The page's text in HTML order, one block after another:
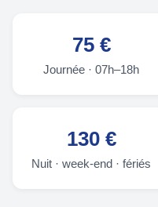
75 €
Journée · 07h–18h
130 €
Nuit · week-end · fériés